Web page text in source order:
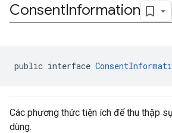
ConsentInformation
public interface
Các phương thức tiện ích để thu thập
dùng.